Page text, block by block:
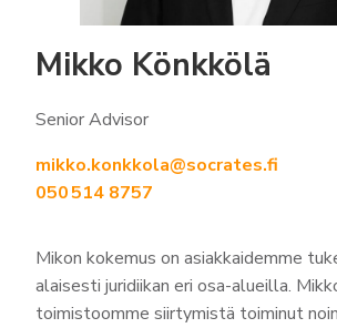
Mikko Könkkölä
Senior Advisor
mikko.konkkola@socrates.fi
050 514 8757
Mikon kokemus on asiakkaidemme
alaisesti juridiikan eri osa-alueilla.
toimistoomme siirtymistä toiminut